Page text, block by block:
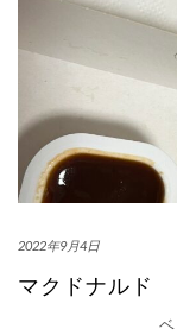
2022年9月4日
マクドナルド
ベーコンレタ